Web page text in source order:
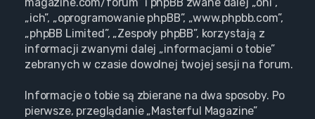
„ich”, „oprogramowanie phpBB”, „www.phpbb.com”,
„phpBB Limited”, „Zespoły phpBB”, korzystają z
informacji zwanymi dalej „informacjami o tobie”
zebranych w czasie dowolnej twojej sesji na forum.
Informacje o tobie są zbierane na dwa sposoby. Po
pierwsze, przeglądanie „Masterful Magazine”